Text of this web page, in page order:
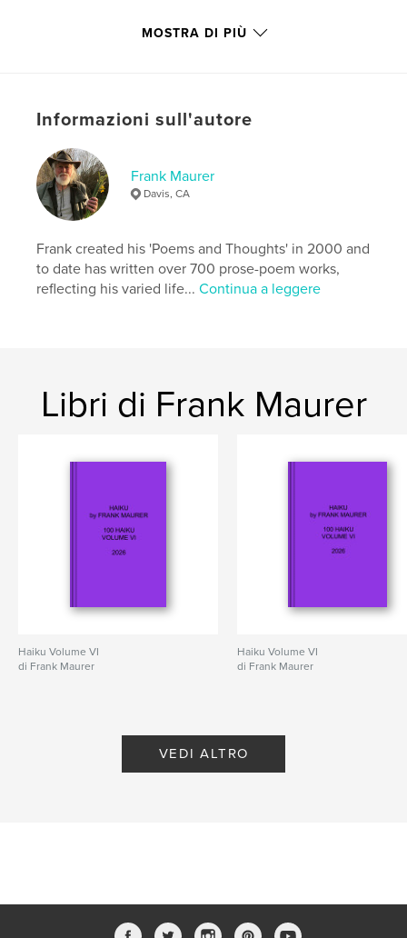
Copertina morbida: 9798259977327
Parole chiave
MOSTRA DI PIÙ
Informazioni sull'autore
Frank Maurer
Davis, CA
Frank created his 'Poems and Thoughts' in 2000 and
to date has written over 700 prose-poem works,
reflecting his varied life...Continua a leggere
Libri di Frank Maurer
Haiku Volume VI
di Frank Maurer
Haiku Volume VI
di Frank Maurer
VEDI ALTRO